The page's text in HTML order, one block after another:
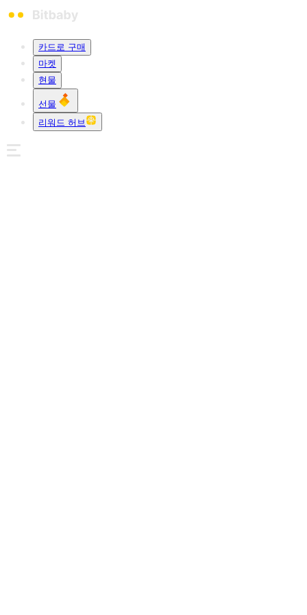
카드로 구매
마켓
현물
선물
리워드 허브